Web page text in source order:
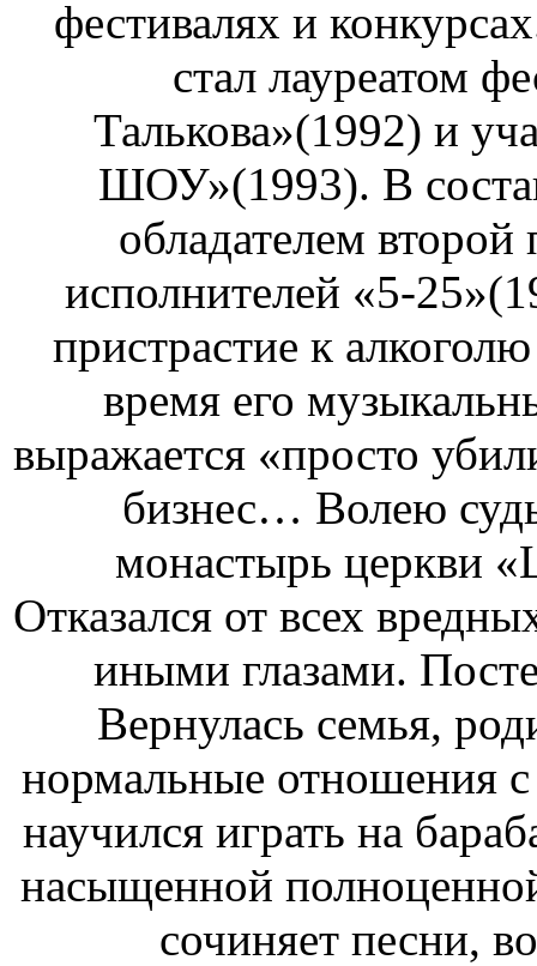
фестивалях и
стал лауреатом
Талькова»(1992) и
ШОУ»(1993). В
обладателем
исполнителей «5-
пристрастие к
время его
выражается «просто
бизнес… Волею
монастырь церкви
Отказался от всех
иными глазами.
Вернулась семья,
нормальные
научился играть на
насыщенной
сочиняет песни,